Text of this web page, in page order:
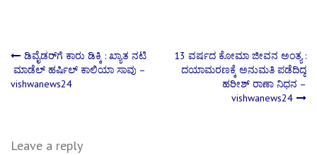
Post
navigation
ಡಿವೈಡರ್‌ಗೆ ಕಾರು ಡಿಕ್ಕಿ : ಖ್ಯಾತ ನಟಿ
ಮಾಡೆಲ್ ಹರ್ಷಿಲ್ ಕಾಲಿಯಾ ಸಾವು –
vishwanews24
13 ವರ್ಷದ ಕೋಮಾ ಜೀವನ ಅಂತ್ಯ :
ದಯಾಮರಣಕ್ಕೆ ಅನುಮತಿ ಪಡೆದಿದ್ದ
ಹರೀಶ್ ರಾಣಾ ನಿಧನ –
vishwanews24
Leave a reply